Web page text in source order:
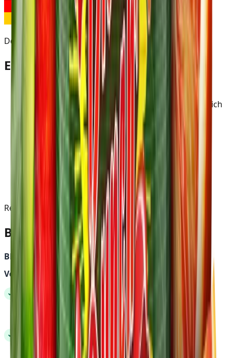
Deutschland
Eigenschaften des Produkts
Hersteller:
Holster
Status
Im SmokeDex Shop erhältlich
Herkunftsland:
Deutschland
Geschmack :
Grapefruit & Blutorange
Richtungen:
Fruchtig · Herb
Grundtabak:
Virginia
Nikotinstärke
2/5
Grundtabak-
Geschmack
1 /5
Ready to read?
Beschreibung
BLOODY PUNCH | HOLSTER | SHISHA TABAK | 200G
Vorteile:
✓ FRUCHTIG-FRISCH
intensive Mischung aus herber Grapefruit und
süßer Blutorange
✓ LEBENDIGES AROMA
sorgt für ein belebendes Raucherlebnis